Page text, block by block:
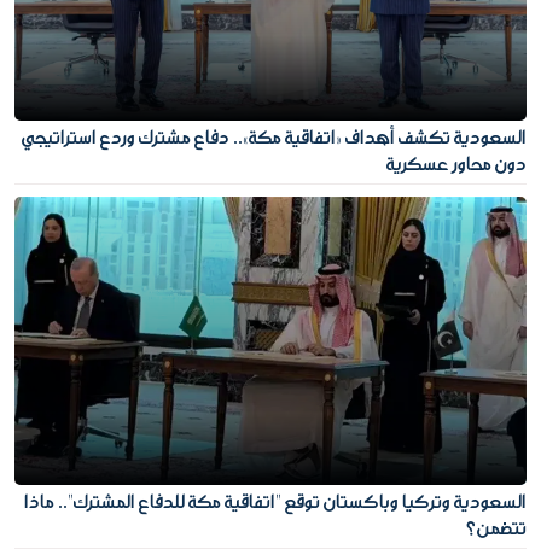
السعودية تكشف أهداف «اتفاقية مكة».. دفاع مشترك وردع استراتيجي
دون محاور عسكرية
السعودية وتركيا وباكستان توقع "اتفاقية مكة للدفاع المشترك".. ماذا
تتضمن؟